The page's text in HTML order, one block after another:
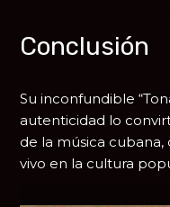
Conclusión
Su inconfundible
autenticidad lo
de la música
vivo en la cultura